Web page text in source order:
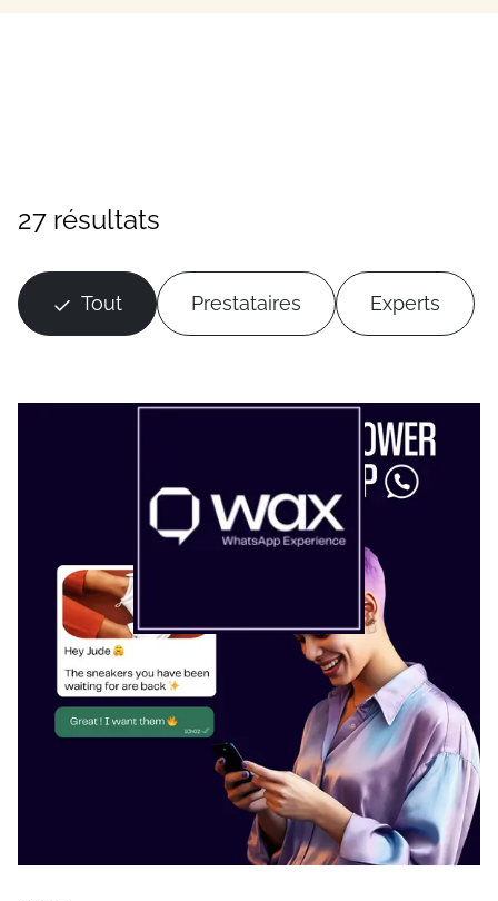
27 résultats
Tout Prestataires Experts